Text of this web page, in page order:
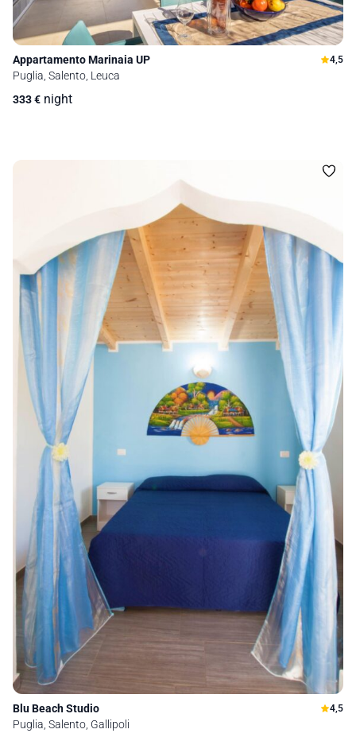
Appartamento Marinaia UP 4,5
Puglia, Salento, Leuca
333€ night
Blu Beach Studio 4,5
Puglia, Salento, Gallipoli